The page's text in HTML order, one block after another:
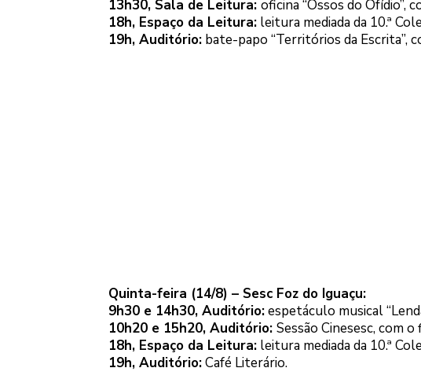
13h30, Sala de Leitura: oficina “Ossos do Ofídio”,
18h, Espaço da Leitura:leitura mediada da 10.ª
19h, Auditório:bate-papo “Territórios da Escrita”,
Quinta-feira (14/8) – Sesc Foz do Iguaçu:
9h30 e 14h30, Auditório:espetáculo musical
10h20 e 15h20, Auditório: Sessão Cinesesc, com
18h, Espaço da Leitura:leitura mediada da 10.ª
19h, Auditório:Café Literário.